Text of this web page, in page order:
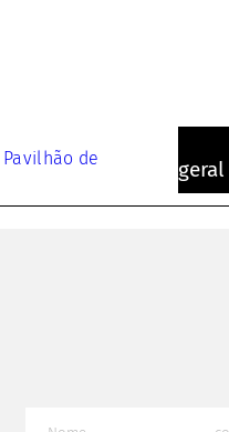
Pavilhão de
geral